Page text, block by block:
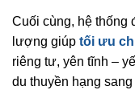
Cuối cùng, hệ thống
lượng giúp tối ưu
riêng tư, yên tĩnh –
du thuyền hạng